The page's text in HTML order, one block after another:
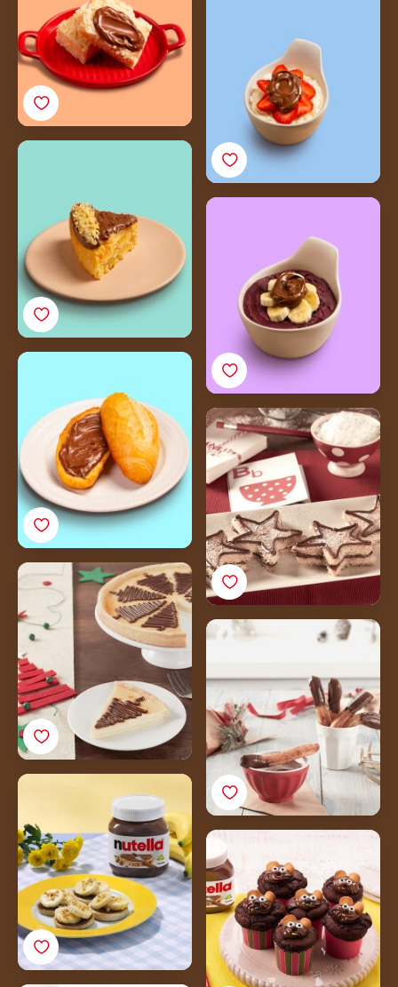
Rabanada com Nutella®
Cheesecake com
Nutella<sup>®</sup>
Churros com Nutella®
& bananas
Cupcake de Mousse
com Nutella®